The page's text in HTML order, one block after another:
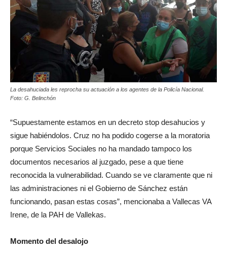
La desahuciada les reprocha su actuación a los agentes de la Policía Nacional.
Foto: G. Belinchón
“Supuestamente estamos en un decreto stop desahucios y
sigue habiéndolos. Cruz no ha podido cogerse a la moratoria
porque Servicios Sociales no ha mandado tampoco los
documentos necesarios al juzgado, pese a que tiene
reconocida la vulnerabilidad. Cuando se ve claramente que ni
las administraciones ni el Gobierno de Sánchez están
funcionando, pasan estas cosas”, mencionaba a Vallecas VA
Irene, de la PAH de Vallekas.
Momento del desalojo